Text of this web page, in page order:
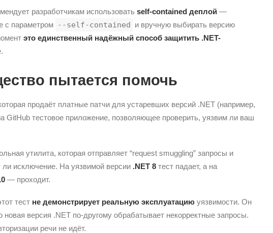
разработчикам использовать self-contained деплой—
с параметром --self-contained и вручную выбирать версию
это единственный надёжный способ защитить .NET-
пытается помочь
продаёт платные патчи для устаревших версий .NET (например,
GitHub тестовое приложение, позволяющее проверить, уязвим ли ваш
утилита, которая отправляет “request smuggling” запросы и
ли исключение. На уязвимой версии .NET 8тест падает, а на
— проходит.
тест не демонстрирует реальную эксплуатациюуязвимости. Он
новая версия .NET по-другому обрабатывает некорректные запросы.
речи не идёт.